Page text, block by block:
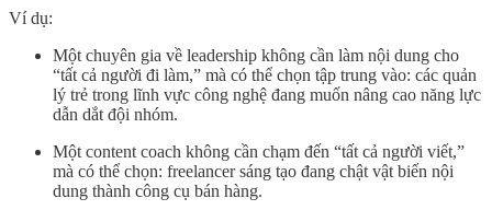
Ví dụ:
Một chuyên gia về leadership không cần làm nội dung cho
“tất cả người đi làm,” mà có thể chọn tập trung vào: các quản
lý trẻ trong lĩnh vực công nghệ đang muốn nâng cao năng lực
dẫn dắt đội nhóm.
Một content coach không cần chạm đến “tất cả người viết,”
mà có thể chọn: freelancer sáng tạo đang chật vật biến nội
dung thành công cụ bán hàng.